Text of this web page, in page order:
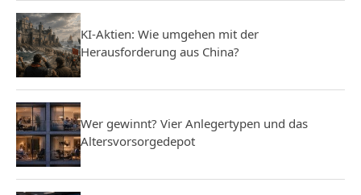
KI-Aktien: Wie umgehen mit der
Herausforderung aus China?
Wer gewinnt? Vier Anlegertypen und das
Altersvorsorgedepot